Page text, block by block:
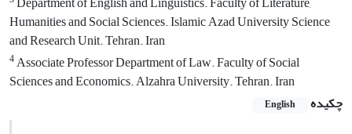
Humanities and Social Sciences. Islamic Azad University Science
and Research Unit. Tehran. Iran
4Associate Professor Department of Law. Faculty of Social
Sciences and Economics. Alzahra University. Tehran. Iran
چکیده
English